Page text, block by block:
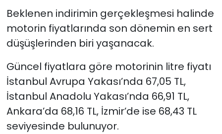
Beklenen indirimin gerçekleşmesi halinde
motorin fiyatlarında son dönemin en sert
düşüşlerinden biri yaşanacak.
Güncel fiyatlara göre motorinin litre fiyatı
İstanbul Avrupa Yakası’nda 67,05 TL,
İstanbul Anadolu Yakası’nda 66,91 TL,
Ankara’da 68,16 TL, İzmir’de ise 68,43 TL
seviyesinde bulunuyor.